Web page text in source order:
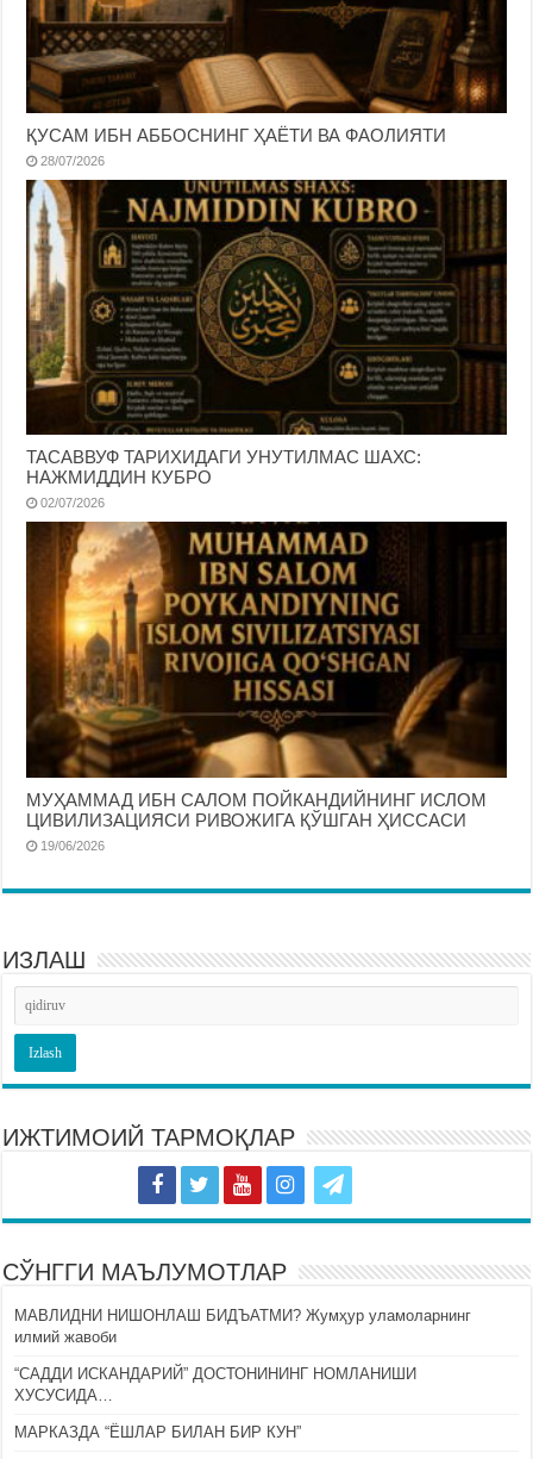
ҚУСАМ ИБН АББОСНИНГ ҲАЁТИ ВА ФАОЛИЯТИ
28/07/2026
ТАСАВВУФ ТАРИХИДАГИ УНУТИЛМАС ШАХС:
НАЖМИДДИН КУБРО
02/07/2026
МУҲАММАД ИБН САЛОМ ПОЙКАНДИЙНИНГ ИСЛОМ
ЦИВИЛИЗАЦИЯСИ РИВОЖИГА ҚЎШГАН ҲИССАСИ
19/06/2026
ИЗЛАШ
ИЖТИМОИЙ ТАРМОҚЛАР
СЎНГГИ МАЪЛУМОТЛАР
МАВЛИДНИ НИШОНЛАШ БИДЪАТМИ? Жумҳур уламоларнинг
илмий жавоби
“САДДИ ИСКАНДАРИЙ” ДОСТОНИНИНГ НОМЛАНИШИ
ХУСУСИДА…
МАРКАЗДА “ЁШЛАР БИЛАН БИР КУН”